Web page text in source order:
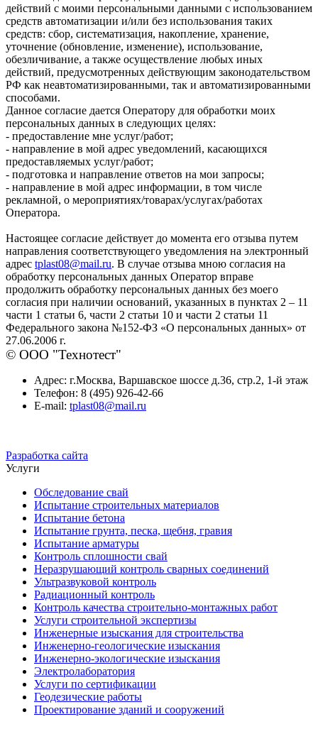
действий с моими персональными данными с использованием
средств автоматизации и/или без использования таких
средств: сбор, систематизация, накопление, хранение,
уточнение (обновление, изменение), использование,
обезличивание, а также осуществление любых иных
действий, предусмотренных действующим законодательством
РФ как неавтоматизированными, так и автоматизированными
способами.
Данное согласие дается Оператору для обработки моих
персональных данных в следующих целях:
- предоставление мне услуг/работ;
- направление в мой адрес уведомлений, касающихся
предоставляемых услуг/работ;
- подготовка и направление ответов на мои запросы;
- направление в мой адрес информации, в том числе
рекламной, о мероприятиях/товарах/услугах/работах
Оператора.
Настоящее согласие действует до момента его отзыва путем
направления соответствующего уведомления на электронный
адрес tplast08@mail.ru. В случае отзыва мною согласия на
обработку персональных данных Оператор вправе
продолжить обработку персональных данных без моего
согласия при наличии оснований, указанных в пунктах 2 – 11
части 1 статьи 6, части 2 статьи 10 и части 2 статьи 11
Федерального закона №152-ФЗ «О персональных данных» от
27.06.2006 г.
© ООО "Технотест"
Адрес: г.Москва, Варшавское шоссе д.36, стр.2, 1-й этаж
Телефон: 8 (495) 926-42-66
E-mail: tplast08@mail.ru
Разработка сайта
Услуги
Обследование свай
Испытание строительных материалов
Испытание бетона
Испытание грунта, песка, щебня, гравия
Испытание арматуры
Контроль сплошности свай
Неразрушающий контроль сварных соединений
Ультразвуковой контроль
Радиационный контроль
Контроль качества строительно-монтажных работ
Услуги строительной экспертизы
Инженерные изыскания для строительства
Инженерно-геологические изыскания
Инженерно-экологические изыскания
Электролаборатория
Услуги по сертификации
Геодезические работы
Проектирование зданий и сооружений